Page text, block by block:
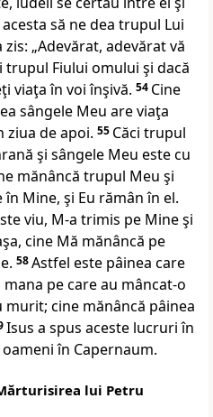
să ne dea trupul Lui
zis: „Adevărat, adevărat vă
trupul Fiului omului şi dacă
viaţa în voi înşivă. 54 Cine
sângele Meu are viaţa
ziua de apoi. 55 Căci trupul
şi sângele Meu este cu
mănâncă trupul Meu şi
în Mine, şi Eu rămân în el.
viu, M-a trimis pe Mine şi
cine Mă mănâncă pe
58Astfel este pâinea care
pe care au mâncat-o
cine mănâncă pâinea
Isus a spus aceste lucruri în
în Capernaum.
lui Petru